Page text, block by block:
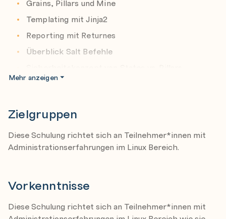
Grains, Pillars und Mine
Templating mit Jinja2
Reporting mit Returnes
Überblick Salt Befehle
Installation auf SUSE, Debian, Ubuntu und CentOS
Konfiguration von Salt-Master und Minions
Minions mit dem Salt Kommando verwalten
Salt Funktionen im Überblick
Mehr anzeigen
Zielgruppen
Diese Schulung richtet sich an Teilnehmer*innen mit
Administrationserfahrungen im Linux Bereich.
Vorkenntnisse
Diese Schulung richtet sich an Teilnehmer*innen mit